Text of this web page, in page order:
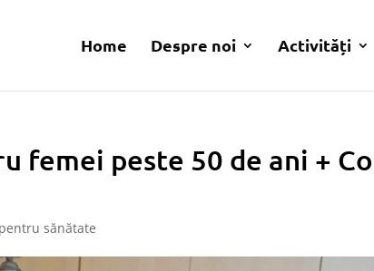
Home Despre noi Activități
femei peste 50 de ani +
sănătate